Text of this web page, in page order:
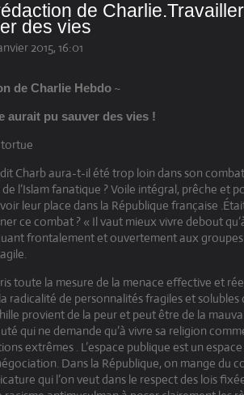
de
des vies
2015, 16:01
de Charlie Hebdo ~
aurait pu sauver des vies !
Charb aura-t-il été trop loin dans son
l’Islam fanatique ? Voile intégral, prêche et
leur place dans la République française
ce combat ? « Il vaut mieux vivre debout
frontalement et ouvertement aux
toute la mesure de la menace effective et
radicalité de personnalités fragiles et solubles
provient de la peur et peut être de la
qui ne demande qu’à vivre sa religion
extrêmes . L’espace publique est un
Dans la République, on mange du
qui l’on veut dans le respect des lois